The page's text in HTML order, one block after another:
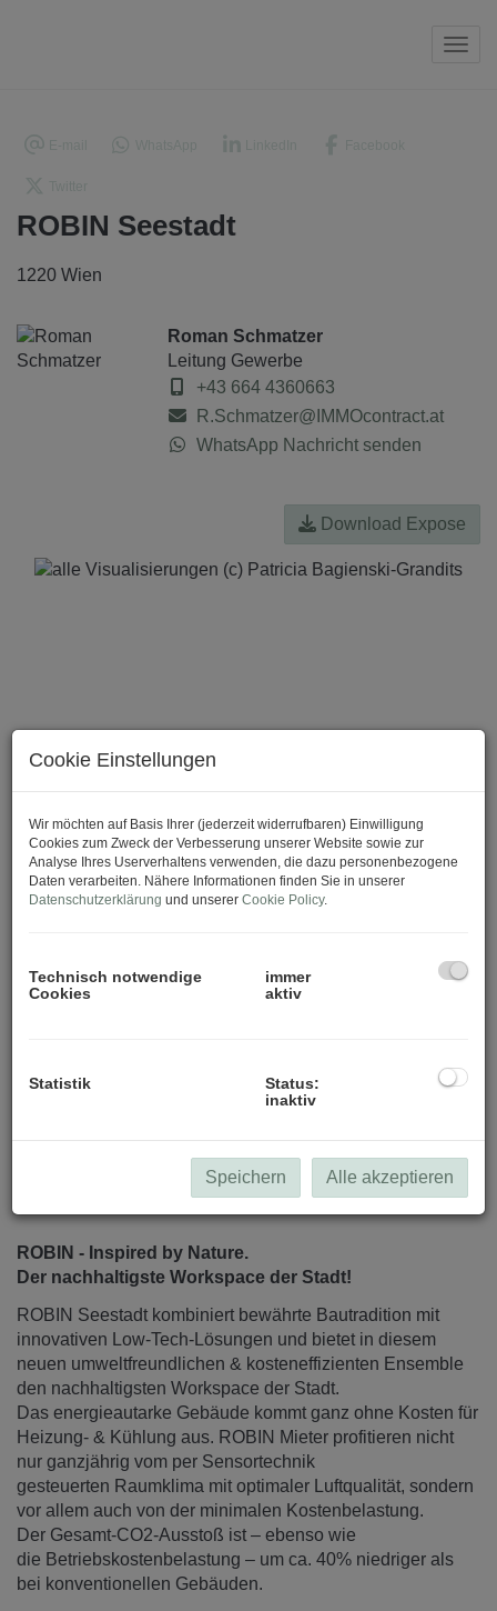
ROBIN Seestadt
1220 Wien
Roman Schmatzer
Leitung Gewerbe
+43 664 4360663
R.Schmatzer@IMMOcontract.at
WhatsApp Nachricht senden
Download Expose
Beschreibung
ROBIN - Inspired by Nature.
Der nachhaltigste Workspace der Stadt!
ROBIN Seestadt kombiniert bewährte Bautradition mit
innovativen Low-Tech-Lösungen und bietet in diesem
neuen umweltfreundlichen & kosteneffizienten Ensemble
den nachhaltigsten Workspace der Stadt.
Das energieautarke Gebäude kommt ganz ohne Kosten für
Heizung- & Kühlung aus. ROBIN Mieter profitieren nicht
nur ganzjährig vom per Sensortechnik
gesteuerten Raumklima mit optimaler Luftqualität, sondern
vor allem auch von der minimalen Kostenbelastung.
Der Gesamt-CO2-Ausstoß ist – ebenso wie
die Betriebskostenbelastung – um ca. 40% niedriger als
bei konventionellen Gebäuden.
Cookie Einstellungen
Wir möchten auf Basis Ihrer (jederzeit widerrufbaren) Einwilligung
Cookies zum Zweck der Verbesserung unserer Website sowie zur
Analyse Ihres Userverhaltens verwenden, die dazu personenbezogene
Daten verarbeiten. Nähere Informationen finden Sie in unserer
Datenschutzerklärung und unserer Cookie Policy.
Technisch notwendige
Cookies
immer
aktiv
Statistik
Status:
inaktiv
Speichern Alle akzeptieren